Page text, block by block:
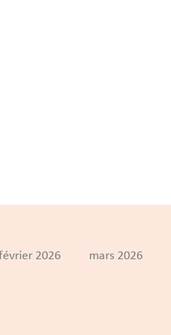
2026 mars 2026